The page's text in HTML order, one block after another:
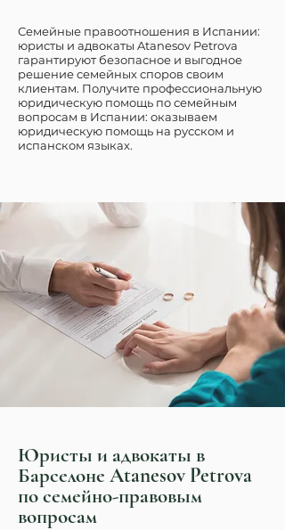
Семейные правоотношения в Испании:
юристы и адвокаты Atanesov Petrova
гарантируют безопасное и выгодное
решение семейных споров своим
клиентам. Получите профессиональную
юридическую помощь по семейным
вопросам в Испании: оказываем
юридическую помощь на русском и
испанском языках.
Юристы и адвокаты в
Барселоне Atanesov Petrova
по семейно-правовым
вопросам